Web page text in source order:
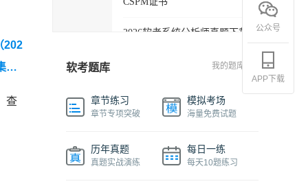
202
成
查
2026软考系统分析师真题下载
软考各科目自学必备学习包
2027年信息系统项目管理师精
品班
费课程
软考题库 我的题库
章节练习
章节专项突破
模拟考场
海量免费试题
历年真题
真题实战演练
每日一练
每天10题练习
公众号
APP下载